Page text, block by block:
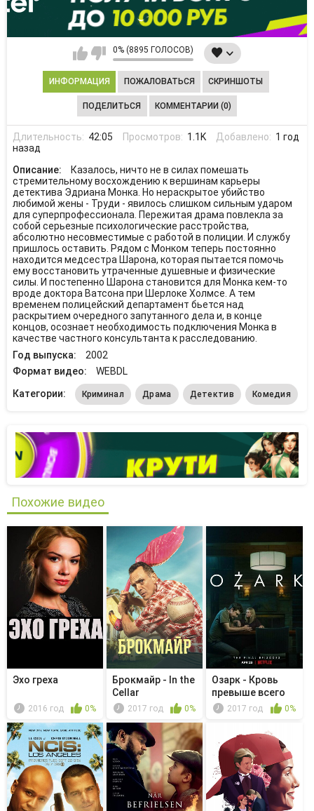
0% (8895 ГОЛОСОВ)
ИНФОРМАЦИЯ ПОЖАЛОВАТЬСЯ СКРИНШОТЫ
ПОДЕЛИТЬСЯ КОММЕНТАРИИ (0)
Длительность: 42:05 Просмотров: 1.1K Добавлено: 1 год
назад
Описание:
Казалось, ничто не в силах помешать
стремительному восхождению к вершинам карьеры
детектива Эдриана Монка. Но нераскрытое убийство
любимой жены - Труди - явилось слишком сильным ударом
для суперпрофессионала. Пережитая драма повлекла за
собой серьезные психологические расстройства,
абсолютно несовместимые с работой в полиции. И службу
пришлось оставить. Рядом с Монком теперь постоянно
находится медсестра Шарона, которая пытается помочь
ему восстановить утраченные душевные и физические
силы. И постепенно Шарона становится для Монка кем-то
вроде доктора Ватсона при Шерлоке Холмсе. А тем
временем полицейский департамент бьется над
раскрытием очередного запутанного дела и, в конце
концов, осознает необходимость подключения Монка в
качестве частного консультанта к расследованию.
Год выпуска:
2002
Формат видео:
WEBDL
Категории:
Криминал Драма Детектив Комедия
Похожие видео
Эхо греха
2016 год 0%
Брокмайр - In the
Cellar
2017 год 0%
Озарк - Кровь
превыше всего
2017 год 0%